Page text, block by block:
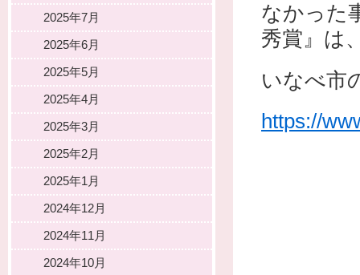
なかった
秀賞』は
いなべ市
https://
2025年7月
2025年6月
2025年5月
2025年4月
2025年3月
2025年2月
2025年1月
2024年12月
2024年11月
2024年10月